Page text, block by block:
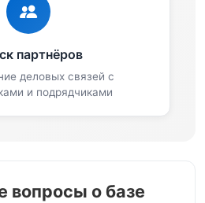
партнёров
деловых связей с
и подрядчиками
вопросы о базе